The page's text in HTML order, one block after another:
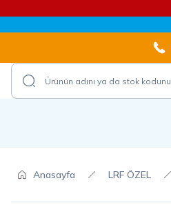
Anasayfa LRF ÖZEL